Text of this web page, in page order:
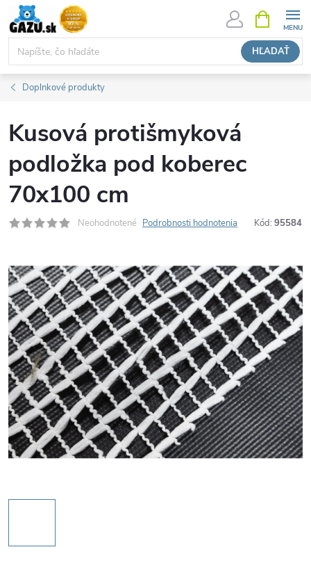
Prejsť
na
obsah
HĽADAŤ
KOŠÍK
Doplnkové produkty
Kusová protišmyková
podložka pod koberec
70x100 cm
Neohodnotené Podrobnosti hodnotenia Kód: 95584